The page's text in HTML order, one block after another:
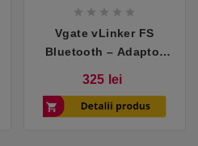
    
Vgate vLinker FS
Bluetooth – Adaptor
325 lei